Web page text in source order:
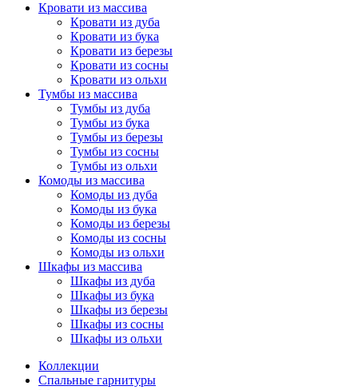
Кровати из массива
Кровати из дуба
Кровати из бука
Кровати из березы
Кровати из сосны
Кровати из ольхи
Тумбы из массива
Тумбы из дуба
Тумбы из бука
Тумбы из березы
Тумбы из сосны
Тумбы из ольхи
Комоды из массива
Комоды из дуба
Комоды из бука
Комоды из березы
Комоды из сосны
Комоды из ольхи
Шкафы из массива
Шкафы из дуба
Шкафы из бука
Шкафы из березы
Шкафы из сосны
Шкафы из ольхи
Коллекции
Спальные гарнитуры